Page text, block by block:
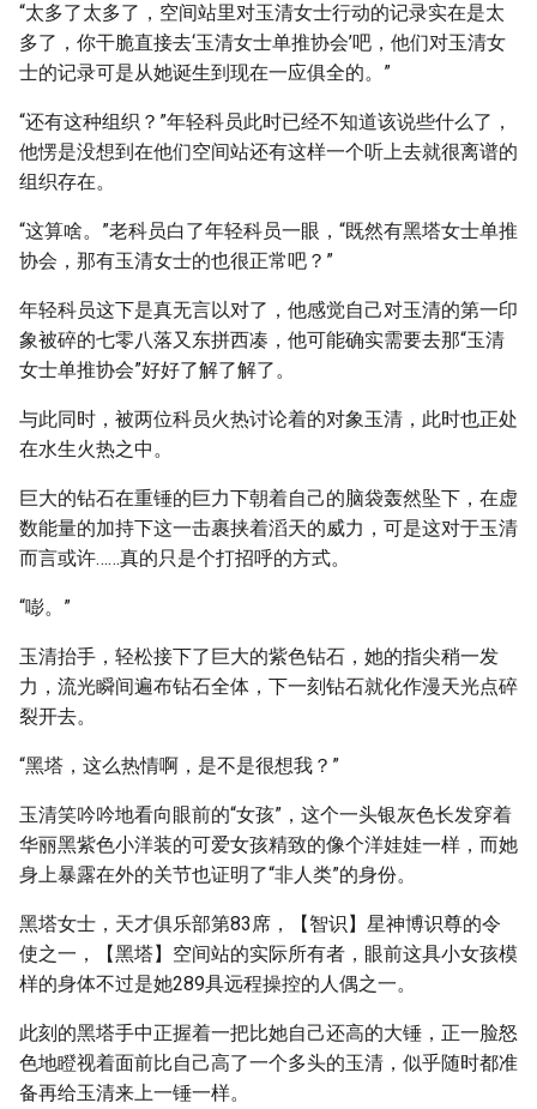
“太多了太多了，空间站里对玉清女士行动的记录实在是太
多了，你干脆直接去‘玉清女士单推协会’吧，他们对玉清女
士的记录可是从她诞生到现在一应俱全的。”
“还有这种组织？”年轻科员此时已经不知道该说些什么了，
他愣是没想到在他们空间站还有这样一个听上去就很离谱的
组织存在。
“这算啥。”老科员白了年轻科员一眼，“既然有黑塔女士单推
协会，那有玉清女士的也很正常吧？”
年轻科员这下是真无言以对了，他感觉自己对玉清的第一印
象被碎的七零八落又东拼西凑，他可能确实需要去那“玉清
女士单推协会”好好了解了解了。
与此同时，被两位科员火热讨论着的对象玉清，此时也正处
在水生火热之中。
巨大的钻石在重锤的巨力下朝着自己的脑袋轰然坠下，在虚
数能量的加持下这一击裹挟着滔天的威力，可是这对于玉清
而言或许……真的只是个打招呼的方式。
“嘭。”
玉清抬手，轻松接下了巨大的紫色钻石，她的指尖稍一发
力，流光瞬间遍布钻石全体，下一刻钻石就化作漫天光点碎
裂开去。
“黑塔，这么热情啊，是不是很想我？”
玉清笑吟吟地看向眼前的“女孩”，这个一头银灰色长发穿着
华丽黑紫色小洋装的可爱女孩精致的像个洋娃娃一样，而她
身上暴露在外的关节也证明了“非人类”的身份。
黑塔女士，天才俱乐部第83席，【智识】星神博识尊的令
使之一，【黑塔】空间站的实际所有者，眼前这具小女孩模
样的身体不过是她289具远程操控的人偶之一。
此刻的黑塔手中正握着一把比她自己还高的大锤，正一脸怒
色地瞪视着面前比自己高了一个多头的玉清，似乎随时都准
备再给玉清来上一锤一样。